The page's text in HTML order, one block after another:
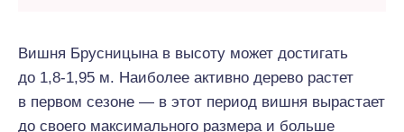
Вишня Брусницына в высоту может достигать
до 1,8-1,95 м. Наиболее активно дерево растет
в первом сезоне — в этот период вишня вырастает
до своего максимального размера и больше